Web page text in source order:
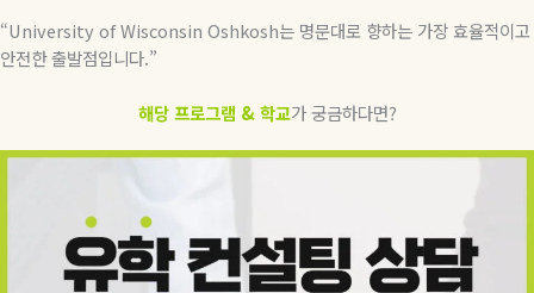
“University of Wisconsin Oshkosh는 명문대로 향하는 가장 효율적이고
안전한출발점입니다.”
해당 프로그램 & 학교가 궁금하다면?